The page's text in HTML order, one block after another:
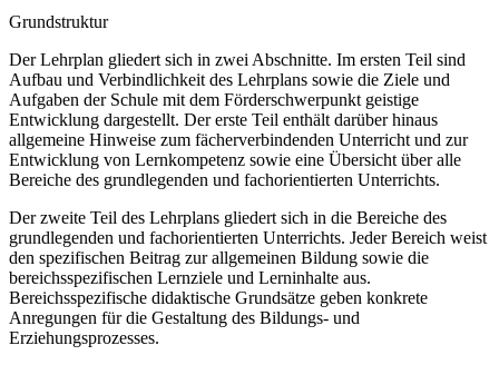
Grundstruktur
Der Lehrplan gliedert sich in zwei Abschnitte. Im ersten Teil sind
Aufbau und Verbindlichkeit des Lehrplans sowie die Ziele und
Aufgaben der Schule mit dem Förderschwerpunkt geistige
Entwicklung dargestellt. Der erste Teil enthält darüber hinaus
allgemeine Hinweise zum fächerverbindenden Unterricht und zur
Entwicklung von Lernkompetenz sowie eine Übersicht über alle
Bereiche des grundlegenden und fachorientierten Unterrichts.
Der zweite Teil des Lehrplans gliedert sich in die Bereiche des
grundlegenden und fachorientierten Unterrichts. Jeder Bereich weist
den spezifischen Beitrag zur allgemeinen Bildung sowie die
bereichsspezifischen Lernziele und Lerninhalte aus.
Bereichsspezifische didaktische Grundsätze geben konkrete
Anregungen für die Gestaltung des Bildungs- und
Erziehungsprozesses.